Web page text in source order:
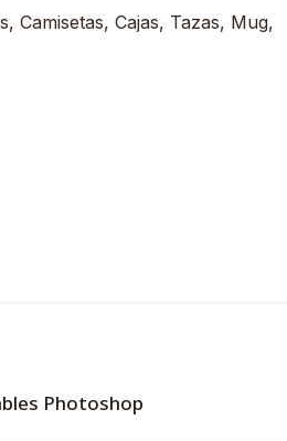
Camisetas, Cajas, Tazas, Mug,
Photoshop